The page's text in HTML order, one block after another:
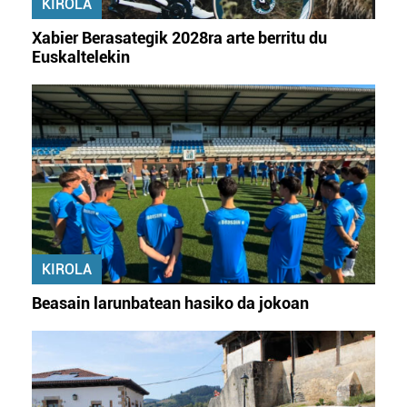
fitxategiak erabiltzen ditu. Zure esperientzia eta
baliatzen gara. Ohar hau onartuz gero, teknologia hori
irakurri
KIROLA
Xabier Berasategik 2028ra arte berritu du
Euskaltelekin
KIROLA
Beasain larunbatean hasiko da jokoan